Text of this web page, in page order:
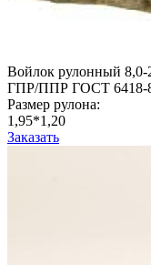
Войлок рулонный 8,0-
ГПР/ППР ГОСТ 6418-
Размер рулона:
1,95*1,20
Заказать